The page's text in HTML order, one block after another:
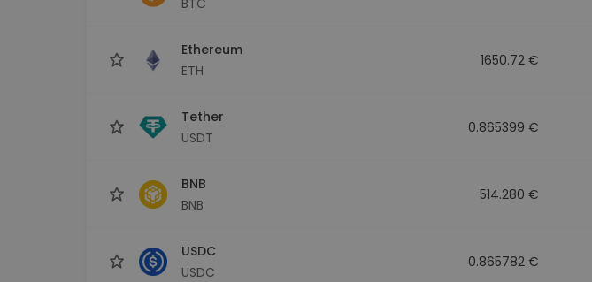
Ethereum
ETH
1650.72 €
Tether
USDT
0.865399 €
BNB
BNB
514.280 €
USDC
USDC
0.865782 €